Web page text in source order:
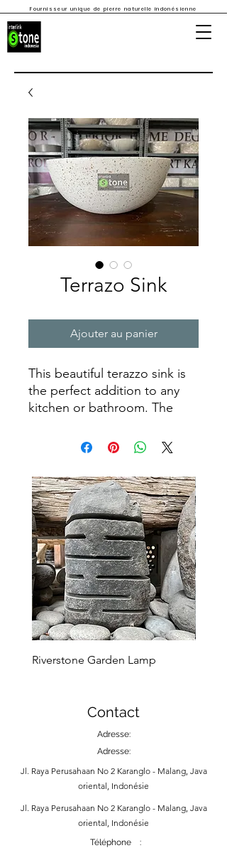
Fournisseur unique de pierre naturelle indonésienne
Terrazo Sink
Ajouter au panier
This beautiful terazzo sink is
the perfect addition to any
kitchen or bathroom. The
elegant and long lasting,
homeowner looking for a sink
that will last for many years to
come. Its unique look is sure
to add character to any room,
making it a timeless piece of
art. Our craftsmen have taken
the time to ensure that each
terazzo sink is created with
the highest quality materials
and attention to detail, so
come.
Riverstone Garden Lamp
Contact
Adresse:
Adresse:
Jl. Raya Perusahaan No 2 Karanglo - Malang, Java
oriental, Indonésie
Jl. Raya Perusahaan No 2 Karanglo - Malang, Java
oriental, Indonésie
Téléphone :